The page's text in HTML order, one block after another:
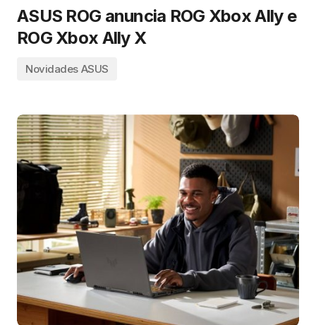
ASUS ROG anuncia ROG Xbox Ally e
ROG Xbox Ally X
Novidades ASUS